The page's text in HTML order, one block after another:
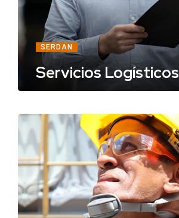
SERDAN
Servicios Logísticos